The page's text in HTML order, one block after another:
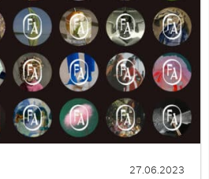
27.06.2023